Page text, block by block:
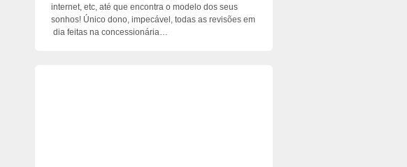
internet, etc, até que encontra o modelo dos seus
sonhos! Único dono, impecável, todas as revisões em
dia feitas na concessionária…